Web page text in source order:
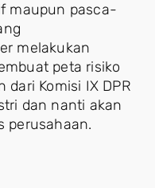
maupun pasca-
melakukan
peta risiko
dari Komisi IX DPR
dan nanti akan
perusahaan.